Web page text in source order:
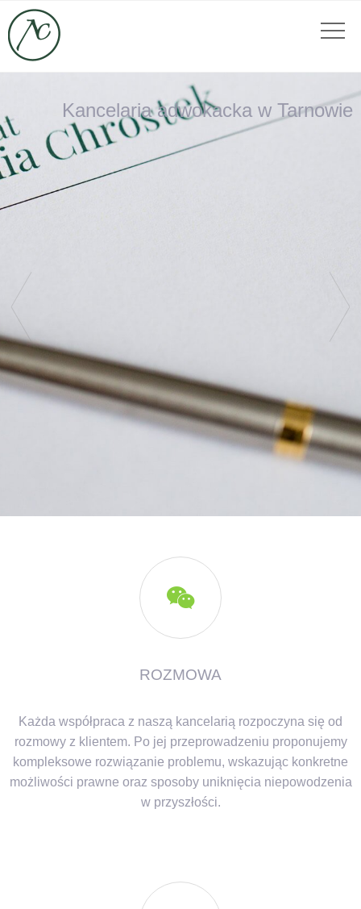
Kancelaria adwokacka w Tarnowie

ROZMOWA
Każda współpraca z naszą kancelarią rozpoczyna się od
rozmowy z klientem. Po jej przeprowadzeniu proponujemy
kompleksowe rozwiązanie problemu, wskazując konkretne
możliwości prawne oraz sposoby uniknięcia niepowodzenia
w przyszłości.